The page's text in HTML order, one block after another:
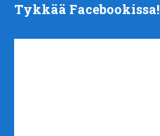
Tykkää Facebookissa!